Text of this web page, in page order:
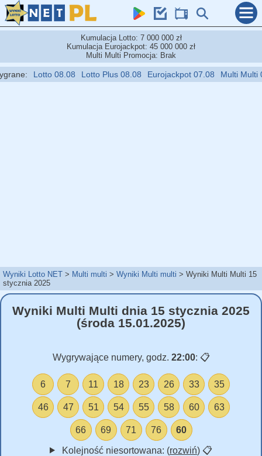
Kumulacja Lotto: 7 000 000 zł
Kumulacja Eurojackpot: 45 000 000 zł
Multi Multi Promocja: Brak
Lotto 08.08 Lotto Plus 08.08 Eurojackpot 07.08 Multi Multi 09.08
Wyniki Lotto NET Multi multi Wyniki Multi multi
Wyniki Multi Multi 15
stycznia 2025
Wyniki Multi Multi dnia 15 stycznia 2025
(środa 15.01.2025)
Wygrywające numery, godz. 22:00: 📋
6 7 11 18 23 26 33 35
46 47 51 54 55 58 60 63
66 69 71 76 60
Kolejność niesortowana: (rozwiń) 📋